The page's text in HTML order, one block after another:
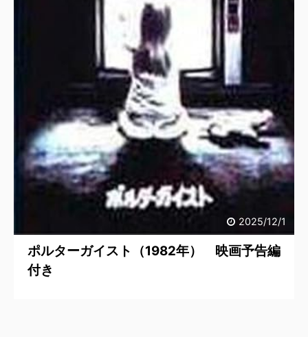
2025/12/1
ポルターガイスト（1982年） 映画予告編
付き